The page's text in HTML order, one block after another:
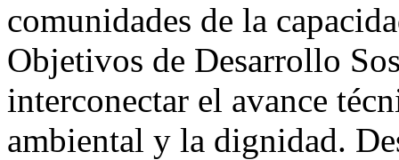
comunidades de la
Objetivos de Desarrollo
interconectar el avance
ambiental y la dignidad.